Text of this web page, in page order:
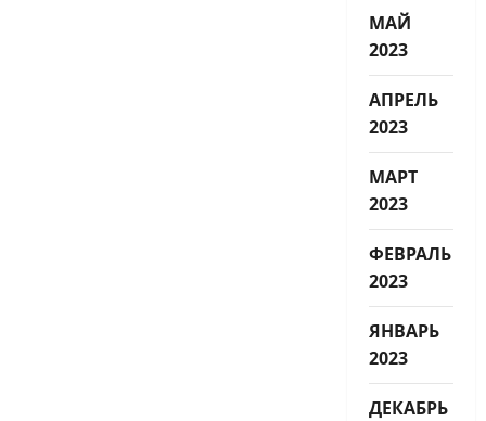
МАЙ
2023
АПРЕЛЬ
2023
МАРТ
2023
ФЕВРАЛЬ
2023
ЯНВАРЬ
2023
ДЕКАБРЬ